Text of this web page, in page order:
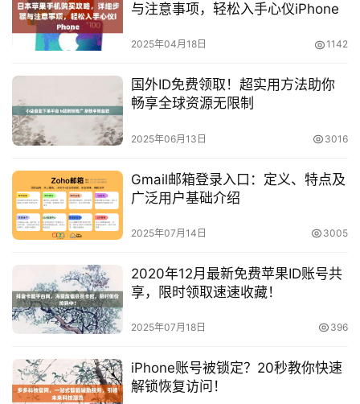
与注意事项，轻松入手心仪iPhone
2025年04月18日 1142
国外ID免费领取！超实用方法助你
畅享全球资源无限制
2025年06月13日 3016
Gmail邮箱登录入口：定义、特点及
广泛用户基础介绍
2025年07月14日 3005
2020年12月最新免费苹果ID账号共
享，限时领取速速收藏！
2025年07月18日 396
iPhone账号被锁定？20秒教你快速
解锁恢复访问！